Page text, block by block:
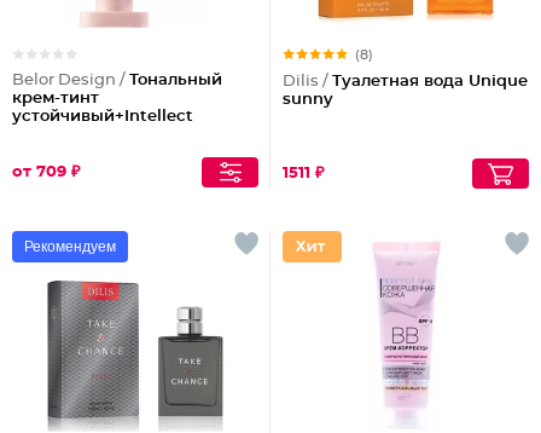
Belor Design / Тональный
крем-тинт
устойчивый+Intellect
от 709 ₽
(8)
Dilis / Туалетная вода Unique
sunny
1511 ₽
Рекомендуем